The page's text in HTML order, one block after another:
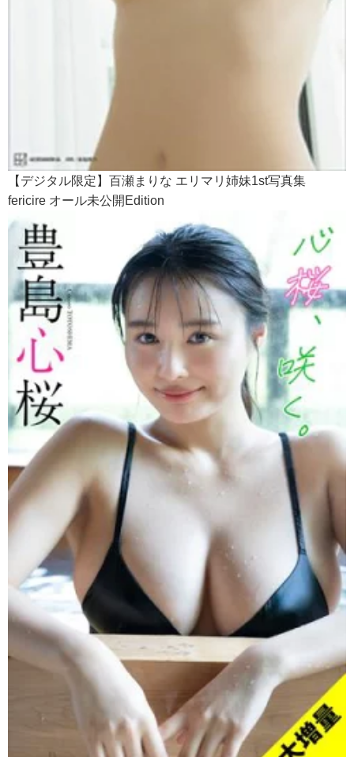
【デジタル限定】百瀬まりな エリマリ姉妹1st写真集
fericire オール未公開Edition